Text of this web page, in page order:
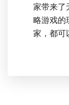
家带来了
略游戏的
家，都可